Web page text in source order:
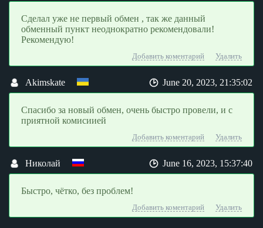
Сделал уже не первый обмен , так же данный
обменный пункт неоднократно рекомендовали!
Рекомендую!
Добавить коментарий Удалить
Akimskate June 20, 2023, 21:35:02
Спасибо за новый обмен, очень быстро провели, и с
приятной комисиией
Добавить коментарий Удалить
Николай June 16, 2023, 15:37:40
Быстро, чётко, без проблем!
Добавить коментарий Удалить